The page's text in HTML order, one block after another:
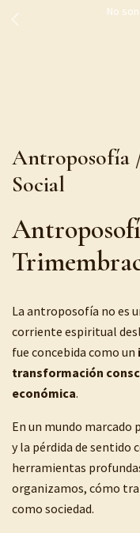
No
Antroposofía
Social
La antroposofía no es
corriente espiritual
fue concebida como un
transformación
económica.
En un mundo
y la pérdida de
herramientas
organizamos, cómo
como sociedad.